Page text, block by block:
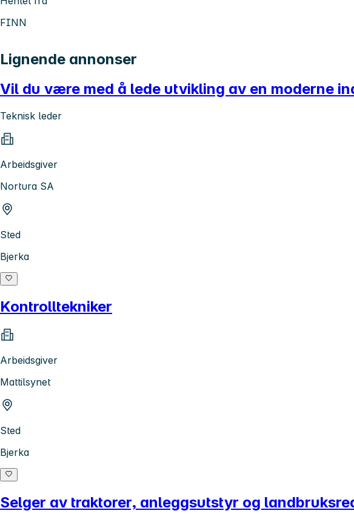
FINN
Lignende annonser
Vil du være med å lede utvikling av en moderne
Teknisk leder
Arbeidsgiver
Nortura SA
Sted
Bjerka
Kontrolltekniker
Arbeidsgiver
Mattilsynet
Sted
Bjerka
Selger av traktorer, anleggsutstyr og